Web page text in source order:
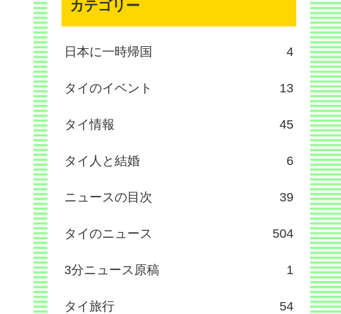
カテゴリー
日本に一時帰国 4
タイのイベント 13
タイ情報 45
タイ人と結婚 6
ニュースの目次 39
タイのニュース 504
3分ニュース原稿 1
タイ旅行 54